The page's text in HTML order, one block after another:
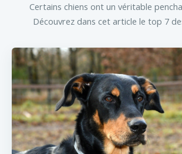
Certains chiens ont un véritable
Découvrez dans cet article le top 7